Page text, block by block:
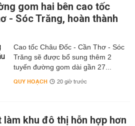
gom hai bên cao tốc
- Sóc Trăng, hoàn thành
Cao tốc Châu Đốc - Cần Thơ - Sóc
Trăng sẽ được bổ sung thêm 2
tuyến đường gom dài gần 27...
QUY HOẠCH 20 giờ trước
làm khu đô thị hỗn hợp hơn